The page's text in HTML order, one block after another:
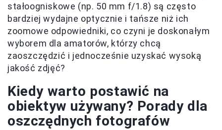
stałoogniskowe (np. 50 mm f/1.8) są często
bardziej wydajne optycznie i tańsze niż ich
zoomowe odpowiedniki, co czyni je doskonałym
wyborem dla amatorów, którzy chcą
zaoszczędzić i jednocześnie uzyskać wysoką
jakość zdjęć?
Kiedy warto postawić na
obiektyw używany? Porady dla
oszczędnych fotografów